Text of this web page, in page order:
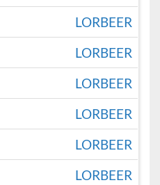
LORBEER
LORBEER
LORBEER
LORBEER
LORBEER
LORBEER